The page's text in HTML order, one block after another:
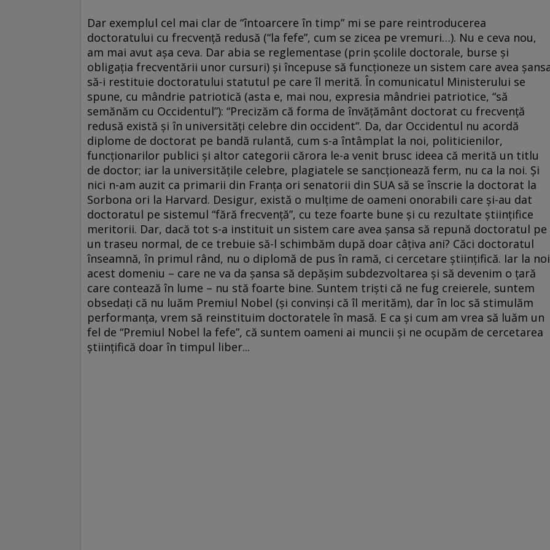
Dar exemplul cel mai clar de “întoarcere în timp” mi se pare reintroducerea
doctoratului cu frecvenţă redusă (“la fefe”, cum se zicea pe vremuri…). Nu e ceva nou,
am mai avut aşa ceva. Dar abia se reglementase (prin şcolile doctorale, burse şi
obligaţia frecventării unor cursuri) şi începuse să funcţioneze un sistem care avea
să-i restituie doctoratului statutul pe care îl merită. În comunicatul Ministerului se
spune, cu mândrie patriotică (asta e, mai nou, expresia mândriei patriotice, “să
semănăm cu Occidentul”): “Precizăm că forma de învăţământ doctorat cu frecvenţă
redusă există şi în universităţi celebre din occident”. Da, dar Occidentul nu acordă
diplome de doctorat pe bandă rulantă, cum s-a întâmplat la noi, politicienilor,
funcţionarilor publici şi altor categorii cărora le-a venit brusc ideea că merită un titlu
de doctor; iar la universităţile celebre, plagiatele se sancţionează ferm, nu ca la noi. Şi
nici n-am auzit ca primarii din Franţa ori senatorii din SUA să se înscrie la doctorat la
Sorbona ori la Harvard. Desigur, există o mulţime de oameni onorabili care şi-au dat
doctoratul pe sistemul “fără frecvenţă”, cu teze foarte bune şi cu rezultate ştiinţifice
meritorii. Dar, dacă tot s-a instituit un sistem care avea şansa să repună doctoratul pe
un traseu normal, de ce trebuie să-l schimbăm după doar câţiva ani? Căci doctoratul
înseamnă, în primul rând, nu o diplomă de pus în ramă, ci cercetare ştiinţifică. Iar la noi
acest domeniu – care ne va da şansa să depăşim subdezvoltarea şi să devenim o ţară
care contează în lume – nu stă foarte bine. Suntem trişti că ne fug creierele, suntem
obsedaţi că nu luăm Premiul Nobel (şi convinşi că îl merităm), dar în loc să stimulăm
performanţa, vrem să reinstituim doctoratele în masă. E ca şi cum am vrea să luăm un
fel de “Premiul Nobel la fefe”, că suntem oameni ai muncii şi ne ocupăm de cercetarea
ştiinţifică doar în timpul liber...